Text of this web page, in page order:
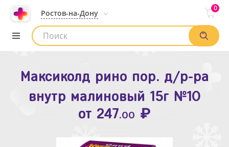
Ростов-на-Дону
0
Список аптек
Максиколд рино пор. д/р-ра
внутр малиновый 15г №10
от 247.00 ₽
Зодак таб. п.п.о. 10мг №10
от109.80 ₽